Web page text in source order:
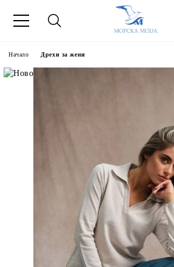
Начало Дрехи за жени